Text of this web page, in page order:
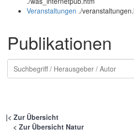
schließen
Veranstaltungen ./
Publikationen
Zur Übersicht
Zur Übersicht Natur